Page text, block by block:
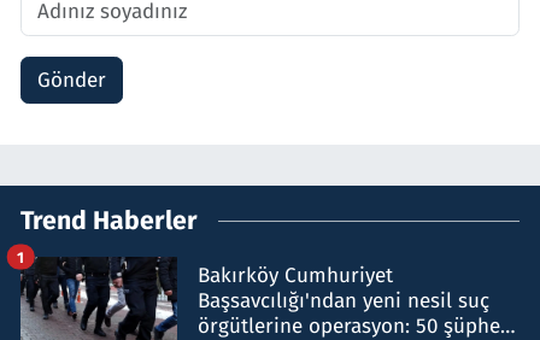
Gönder
Trend Haberler
Bakırköy Cumhuriyet
Başsavcılığı'ndan yeni nesil suç
örgütlerine operasyon: 50 şüpheli
1